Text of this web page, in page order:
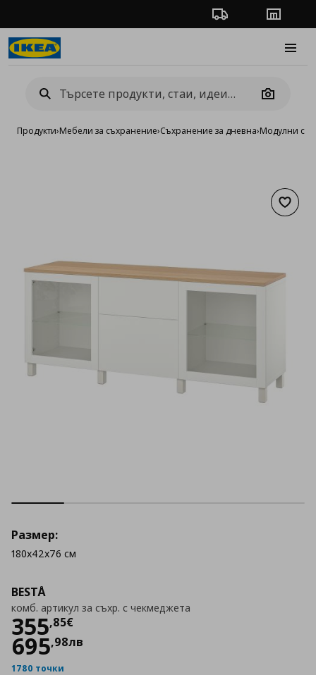
Проследяване на
Camera
Продукти›Мебели за съхранение›Съхранение за дневна›Модулни
BESTÅ
комб. артикул за съхр. с чекмеджета
355,85€
Цена
695,98лв
1780 точки
Размер:
180x42x76 см